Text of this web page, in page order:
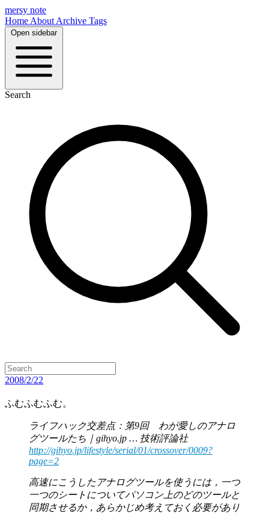
mersy note
Home About Archive Tags
Open sidebar
Search
2008/2/22
ふむふむふむ。
ライフハック交差点：第9回 わが愛しのアナロ
グツールたち｜gihyo.jp … 技術評論社
http://gihyo.jp/lifestyle/serial/01/crossover/0009?
page=2
高速にこうしたアナログツールを使うには，一つ
一つのシートについてパソコン上のどのツールと
同期させるか，あらかじめ考えておく必要があり